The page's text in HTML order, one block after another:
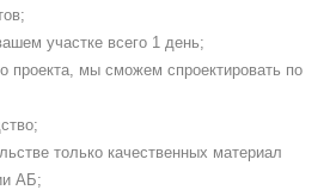
участке всего 1 день;
проекта, мы сможем спроектировать по
только качественных материал
АБ;